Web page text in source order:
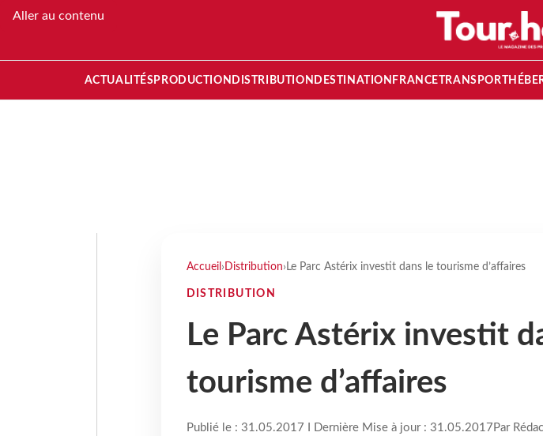
Aller au contenu
ACTUALITÉS PRODUCTION DISTRIBUTION DESTINATION FRANCETRANSPORT
Accueil › Distribution› Le Parc Astérix investit dans le tourisme d’affaires
DISTRIBUTION
Le Parc Astérix investit
tourisme d’affaires
Publié le : 31.05.2017 I Dernière Mise à jour : 31.05.2017 Par